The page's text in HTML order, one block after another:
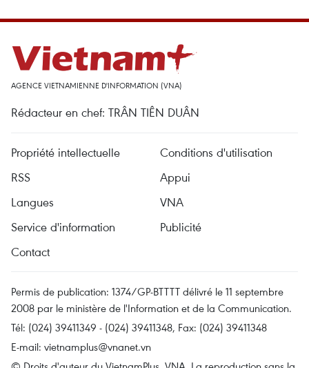
AGENCE VIETNAMIENNE D'INFORMATION (VNA)
Rédacteur en chef: TRÂN TIÊN DUÂN
Propriété intellectuelle
Conditions d'utilisation
RSS
Appui
Langues
VNA
Service d'information
Publicité
Contact
Permis de publication: 1374/GP-BTTTT délivré le 11 septembre
2008 par le ministère de l'Information et de la Communication.
Tél: (024) 39411349 - (024) 39411348, Fax: (024) 39411348
E-mail: vietnamplus@vnanet.vn